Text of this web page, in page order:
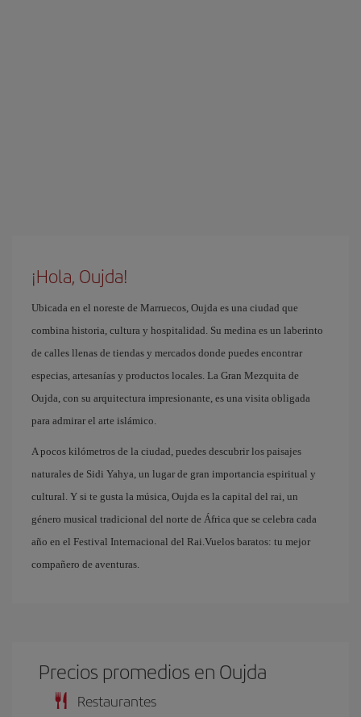
¡Hola, Oujda!
Ubicada en el noreste de Marruecos, Oujda es una ciudad que
combina historia, cultura y hospitalidad. Su medina es un laberinto
de calles llenas de tiendas y mercados donde puedes encontrar
especias, artesanías y productos locales. La Gran Mezquita de
Oujda, con su arquitectura impresionante, es una visita obligada
para admirar el arte islámico.
A pocos kilómetros de la ciudad, puedes descubrir los paisajes
naturales de Sidi Yahya, un lugar de gran importancia espiritual y
cultural. Y si te gusta la música, Oujda es la capital del rai, un
género musical tradicional del norte de África que se celebra cada
año en el Festival Internacional del Rai.Vuelos baratos: tu mejor
compañero de aventuras.
Precios promedios en Oujda
Restaurantes